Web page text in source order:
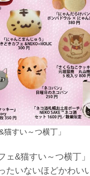
猫すい～つ横丁」
ェ&猫すい～つ横丁
たいないほどかわい